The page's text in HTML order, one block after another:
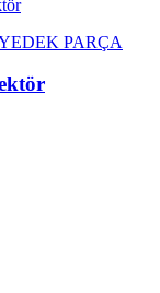
PARÇA